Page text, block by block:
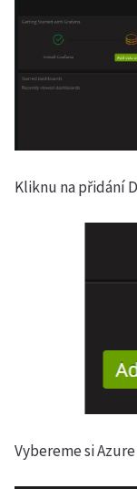
Kliknu na přidání
Vybereme si